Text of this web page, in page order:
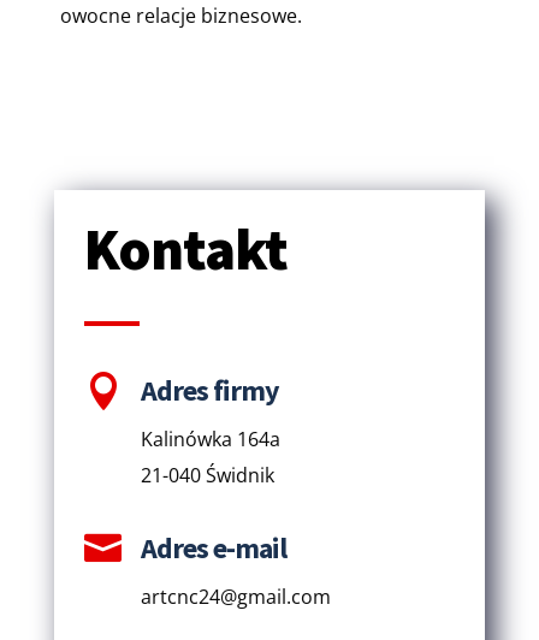
owocne relacje biznesowe.
Kontakt
 Adres firmy
Kalinówka 164a
21-040 Świdnik
 Adres e-mail
artcnc24@gmail.com